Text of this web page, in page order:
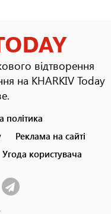
відтворення
на KHARKIV Today
політика
Реклама на сайті
Угода користувача